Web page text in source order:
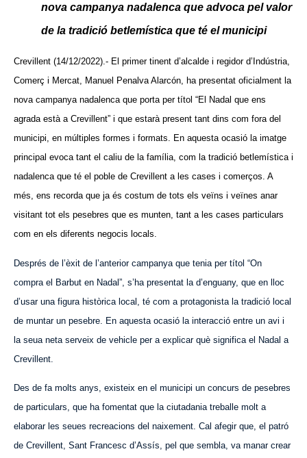
nova campanya nadalenca que advoca pel valor
de la tradició betlemística que té el municipi
Crevillent (14/12/2022).- El primer tinent d’alcalde i regidor d’Indústria,
Comerç i Mercat, Manuel Penalva Alarcón, ha presentat oficialment la
nova campanya nadalenca que porta per títol “El Nadal que ens
agrada està a Crevillent” i que estarà present tant dins com fora del
municipi, en múltiples formes i formats. En aquesta ocasió la imatge
principal evoca tant el caliu de la família, com la tradició betlemística i
nadalenca que té el poble de Crevillent a les cases i comerços. A
més, ens recorda que ja és costum de tots els veïns i veïnes anar
visitant tot els pesebres que es munten, tant a les cases particulars
com en els diferents negocis locals.
Després de l’èxit de l’anterior campanya que tenia per títol “On
compra el Barbut en Nadal”, s’ha presentat la d’enguany, que en lloc
d’usar una figura històrica local, té com a protagonista la tradició local
de muntar un pesebre. En aquesta ocasió la interacció entre un avi i
la seua neta serveix de vehicle per a explicar què significa el Nadal a
Crevillent.
Des de fa molts anys, existeix en el municipi un concurs de pesebres
de particulars, que ha fomentat que la ciutadania treballe molt a
elaborar les seues recreacions del naixement. Cal afegir que, el patró
de Crevillent, Sant Francesc d’Assís, pel que sembla, va manar crear